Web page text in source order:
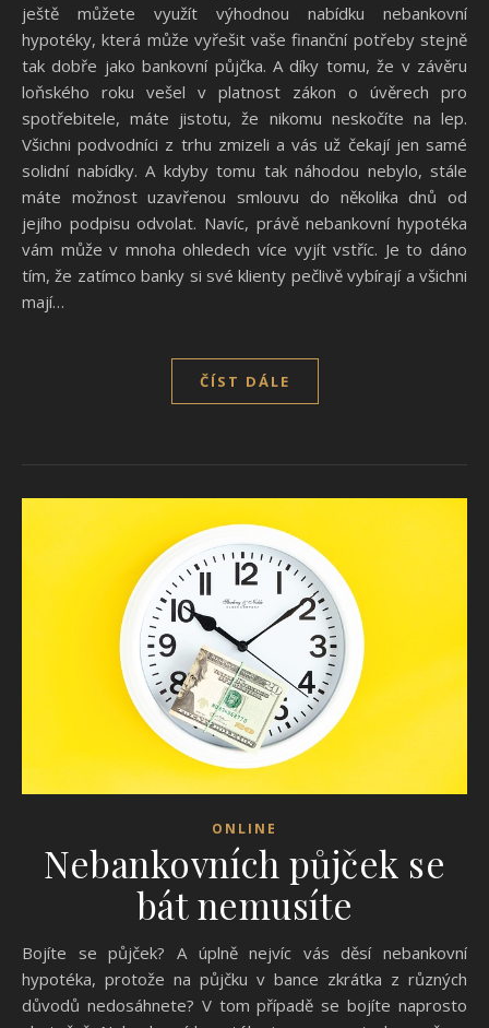
ještě můžete využít výhodnou nabídku nebankovní
hypotéky, která může vyřešit vaše finanční potřeby stejně
tak dobře jako bankovní půjčka. A díky tomu, že v závěru
loňského roku vešel v platnost zákon o úvěrech pro
spotřebitele, máte jistotu, že nikomu neskočíte na lep.
Všichni podvodníci z trhu zmizeli a vás už čekají jen samé
solidní nabídky. A kdyby tomu tak náhodou nebylo, stále
máte možnost uzavřenou smlouvu do několika dnů od
jejího podpisu odvolat. Navíc, právě nebankovní hypotéka
vám může v mnoha ohledech více vyjít vstříc. Je to dáno
tím, že zatímco banky si své klienty pečlivě vybírají a všichni
mají…
ČÍST DÁLE
ONLINE
Nebankovních půjček se
bát nemusíte
Bojíte se půjček? A úplně nejvíc vás děsí nebankovní
hypotéka, protože na půjčku v bance zkrátka z různých
důvodů nedosáhnete? V tom případě se bojíte naprosto